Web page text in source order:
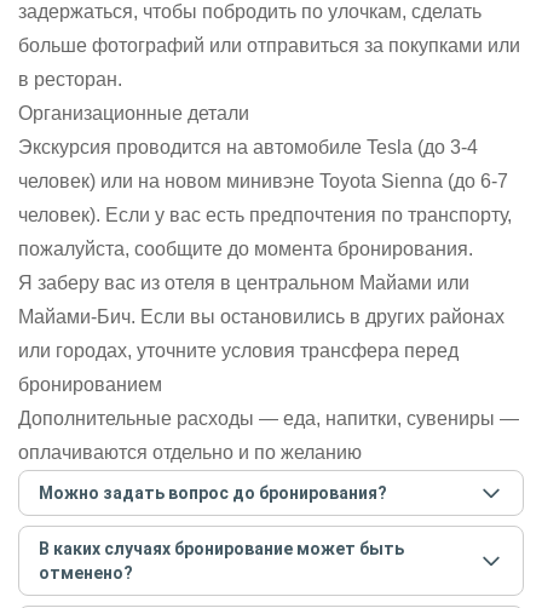
задержаться, чтобы побродить по улочкам, сделать
больше фотографий или отправиться за покупками или
в ресторан.
Организационные детали
Экскурсия проводится на автомобиле Tesla (до 3-4
человек) или на новом минивэне Toyota Sienna (до 6-7
человек). Если у вас есть предпочтения по транспорту,
пожалуйста, сообщите до момента бронирования.
Я заберу вас из отеля в центральном Майами или
Майами-Бич. Если вы остановились в других районах
или городах, уточните условия трансфера перед
бронированием
Дополнительные расходы — еда, напитки, сувениры —
оплачиваются отдельно и по желанию
Можно задать вопрос до бронирования?
Достаточно перейти по ссылке «Задать вопрос» и
написать гиду. Платить при этом не нужно. Сначала
согласуйте с гидом интересующие вас вопросы и после
этого бронируйте экскурсию.Задать вопрос.
В каких случаях бронирование может быть
отменено?